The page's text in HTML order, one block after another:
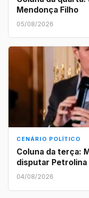
Mendonça Filho
05/08/2026
CENÁRIO POLÍTICO
Coluna da terça:
disputar Petrolina
04/08/2026